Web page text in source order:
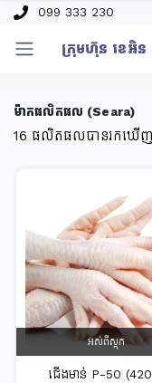
099 333 230
ក្រុមហ៊ុន​ ខេអិន
ម៉ាកផលិតផល (Seara)
16 ផលិតផលបានរកឃើញ
អស់ពីស្តុក
ជើងមាន់ P-50